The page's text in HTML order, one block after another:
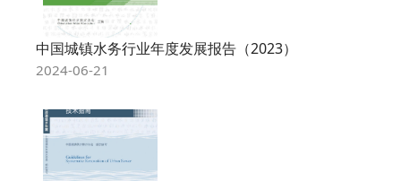
中国城镇水务行业年度发展报告（2023）
2024-06-21